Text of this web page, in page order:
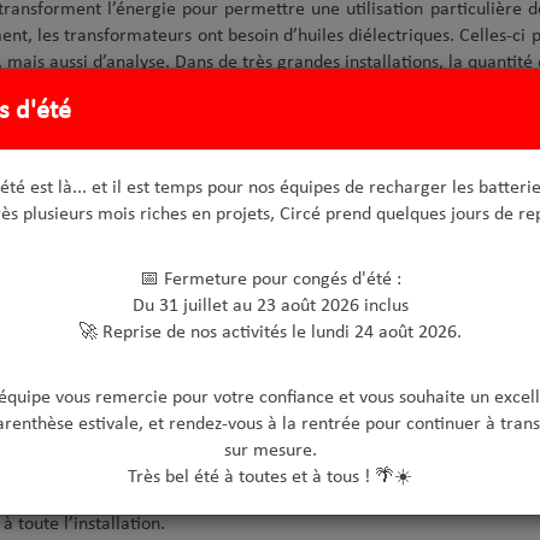
l’énergie pour permettre une utilisation particulière
les transformateurs ont besoin d’huiles diélectriques. Celles-ci
mais aussi d’analyse. Dans de très grandes installations, la
ces huiles diélectriques peuvent se répandre en dehors du
Il est donc crucial de posséder tout un système de protection pour
et nécessitent la présence de plusieurs transformateurs
démultipliés et les systèmes de protection doivent être encore plus
sont les risques liés à la présence
principaux risques liés à untransformateur électrique
:
liés à une fuite des hydrocarbures présents dans un
aux eaux de pluie et se propager encore plus rapidement
aujourd’hui des systèmes pour limiter les risques et protéger
d’huile peut aussi faire courir le risque d’incendie. L’huile
en cas de fuite et de perte d’huile risque alors de surchauffer.
de la chaleur ni d’isolation des différents composants.
toute l’installation.
d'été
est là... et il est temps pour nos équipes de recharger les
plusieurs mois riches en projets, Circé prend quelques jours de
📅 Fermeture pour congés d'été :
Du 31 juillet au 23 août 2026 inclus
🚀 Reprise de nos activités le lundi 24 août 2026.
vous remercie pour votre confiance et vous souhaite un
estivale, et rendez-vous à la rentrée pour continuer à
sur mesure.
Très bel été à toutes et à tous ! 🌴☀️